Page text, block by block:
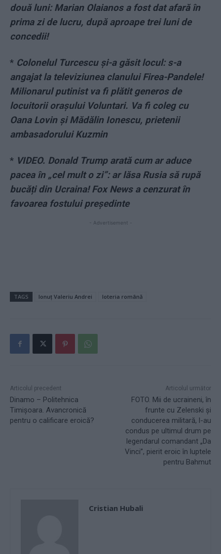
două luni: Marian Olaianos a fost dat afară în
prima zi de lucru, după aproape trei luni de
concedii!
* Colonelul Turcescu și-a găsit locul: s-a
angajat la televiziunea clanului Firea-Pandele!
Milionarul putinist va fi plătit generos de
locuitorii orașului Voluntari. Va fi coleg cu
Oana Lovin și Mădălin Ionescu, prietenii
ambasadorului Kuzmin
* VIDEO. Donald Trump arată cum ar aduce
pacea în „cel mult o zi”: ar lăsa Rusia să rupă
bucăți din Ucraina! Fox News a cenzurat în
favoarea fostului președinte
- Advertisement -
TAGS Ionuț Valeriu Andrei loteria română
Articolul precedent
Dinamo – Politehnica
Timișoara. Avancronică
pentru o calificare eroică?
Articolul următor
FOTO. Mii de ucraineni, în
frunte cu Zelenski și
conducerea militară, l-au
condus pe ultimul drum pe
legendarul comandant „Da
Vinci”, pierit eroic în luptele
pentru Bahmut
Cristian Hubali